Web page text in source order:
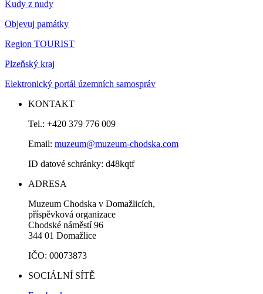
Kudy z nudy
Objevuj památky
Region TOURIST
Plzeňský kraj
Elektronický portál územních samospráv
KONTAKT
Tel.: +420 379 776 009
Email: muzeum@muzeum-chodska.com
ID datové schránky: d48kqtf
ADRESA
Muzeum Chodska v Domažlicích,
příspěvková organizace
Chodské náměstí 96
344 01 Domažlice
IČO: 00073873
SOCIÁLNÍ SÍTĚ